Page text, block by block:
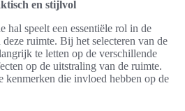
en stijlvol
hal speelt een essentiële rol in de
ruimte. Bij het selecteren van de
te letten op de verschillende
op de uitstraling van de ruimte.
kenmerken die invloed hebben op de